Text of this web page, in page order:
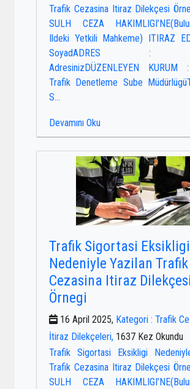
Trafik Cezasina Itiraz Dilekçesi
SULH CEZA
Ildeki Yetkili Mahkeme) ITIRAZ
SoyadADRES :
AdresinizDÜZENLEYEN
Trafik Denetleme Sube
S...
Devamını Oku
Trafik Sigortasi Eksikligi
Nedeniyle Yazilan Trafik
Cezasina Itiraz Dilekçesi
Örnegi
16 April 2025, Kategori : Trafik
İtiraz Dilekçeleri, 1637 Kez Okundu
Trafik Sigortasi Eksikligi
Trafik Cezasina Itiraz Dilekçesi
SULH CEZA